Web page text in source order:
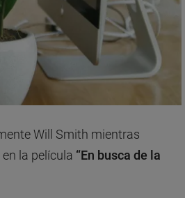
Will Smith mientras
la película “En busca de la